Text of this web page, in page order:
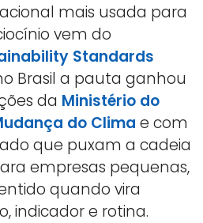
mais usada para
vem do
Standards
Brasil a pauta ganhou
da Ministério do
do Clima e com
que puxam a cadeia
empresas pequenas,
quando vira
indicador e rotina.